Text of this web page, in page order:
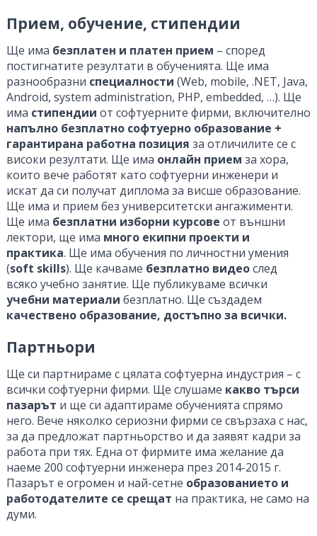
Прием, обучение, стипендии
Ще има безплатен и платен прием – според
постигнатите резултати в обученията. Ще има
разнообразни специалности (Web, mobile, .NET, Java,
Android, system administration, PHP, embedded, …). Ще
има стипендии от софтуерните фирми, включително
напълно безплатно софтуерно образование +
гарантирана работна позиция за отличилите се с
високи резултати. Ще има онлайн прием за хора,
които вече работят като софтуерни инженери и
искат да си получат диплома за висше образование.
Ще има и прием без университетски ангажименти.
Ще има безплатни изборни курсове от външни
лектори, ще има много екипни проекти и
практика. Ще има обучения по личностни умения
(soft skills). Ще качваме безплатно видеослед
всяко учебно занятие. Ще публикуваме всички
учебни материали безплатно. Ще създадем
качествено образование, достъпно за всички.
Партньори
Ще си партнираме с цялата софтуерна индустрия – с
всички софтуерни фирми. Ще слушаме какво търси
пазарът и ще си адаптираме обученията спрямо
него. Вече няколко сериозни фирми се свързаха с нас,
за да предложат партньорство и да заявят кадри за
работа при тях. Една от фирмите има желание да
наеме 200 софтуерни инженера през 2014-2015 г.
Пазарът е огромен и най-сетне образованието и
работодателите се срещат на практика, не само на
думи.